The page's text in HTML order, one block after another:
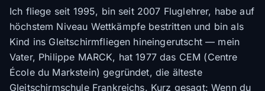
Ich fliege seit 1995, bin seit 2007 Fluglehrer, habe auf
höchstem Niveau Wettkämpfe bestritten und bin als
Kind ins Gleitschirmfliegen hineingerutscht — mein
Vater, Philippe MARCK, hat 1977 das CEM (Centre
École du Markstein) gegründet, die älteste
Gleitschirmschule Frankreichs. Kurz gesagt: Wenn du